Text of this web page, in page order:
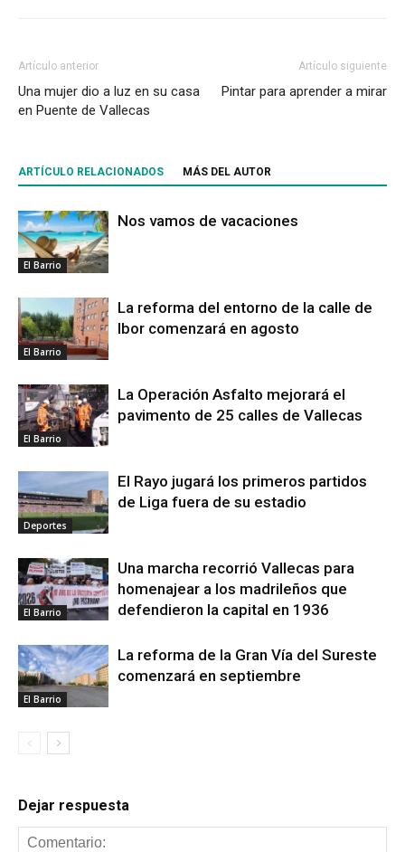
Artículo anterior
Una mujer dio a luz en su casa
en Puente de Vallecas
Artículo siguiente
Pintar para aprender a mirar
ARTÍCULO RELACIONADOS MÁS DEL AUTOR
El Barrio
Nos vamos de vacaciones
El Barrio
La reforma del entorno de la calle de
Ibor comenzará en agosto
El Barrio
La Operación Asfalto mejorará el
pavimento de 25 calles de Vallecas
Deportes
El Rayo jugará los primeros partidos
de Liga fuera de su estadio
El Barrio
Una marcha recorrió Vallecas para
homenajear a los madrileños que
defendieron la capital en 1936
El Barrio
La reforma de la Gran Vía del Sureste
comenzará en septiembre
Dejar respuesta